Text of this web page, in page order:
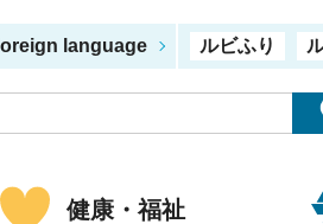
language ルビふり
健康・福祉